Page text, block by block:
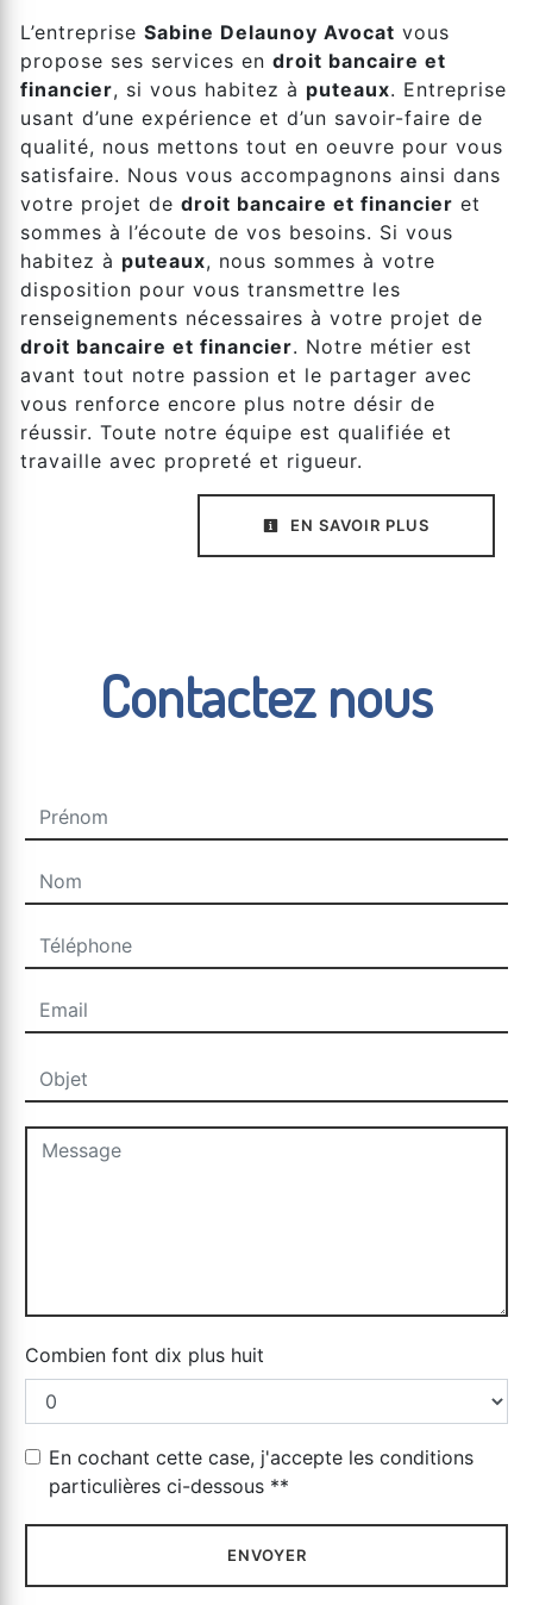
L’entreprise Sabine Delaunoy Avocat vous
propose ses services en droit bancaire et
financier, si vous habitez à puteaux. Entreprise
usant d’une expérience et d’un savoir-faire de
qualité, nous mettons tout en oeuvre pour vous
satisfaire. Nous vous accompagnons ainsi dans
votre projet de droit bancaire et financier et
sommes à l’écoute de vos besoins. Si vous
habitez à puteaux, nous sommes à votre
disposition pour vous transmettre les
renseignements nécessaires à votre projet de
droit bancaire et financier. Notre métier est
avant tout notre passion et le partager avec
vous renforce encore plus notre désir de
réussir. Toute notre équipe est qualifiée et
travaille avec propreté et rigueur.
EN SAVOIR PLUS
Contactez nous
Combien font dix plus huit
En cochant cette case, j'accepte les conditions
particulières ci-dessous **
ENVOYER